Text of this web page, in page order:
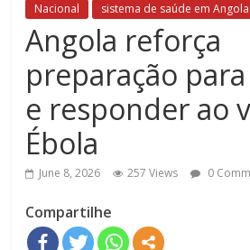
Nacional sistema de saúde em Angola
Angola reforça
preparação
e responder ao
Ébola
June 8, 2026 257 Views 0
Compartilhe